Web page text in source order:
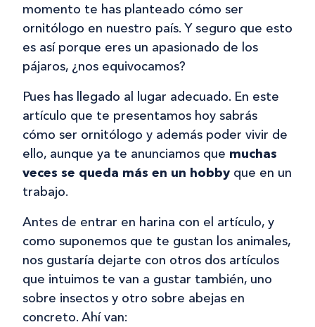
momento te has planteado cómo ser
ornitólogo en nuestro país. Y seguro que esto
es así porque eres un apasionado de los
pájaros, ¿nos equivocamos?
Pues has llegado al lugar adecuado. En este
artículo que te presentamos hoy sabrás
cómo ser ornitólogo y además poder vivir de
ello, aunque ya te anunciamos que muchas
veces se queda más en un hobby que en un
trabajo.
Antes de entrar en harina con el artículo, y
como suponemos que te gustan los animales,
nos gustaría dejarte con otros dos artículos
que intuimos te van a gustar también, uno
sobre insectos y otro sobre abejas en
concreto. Ahí van: